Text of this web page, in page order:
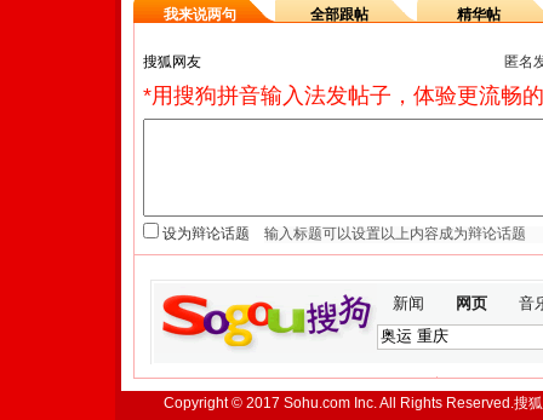
我来说两句 全部跟帖 精华帖
匿名
*用搜狗拼音输入法发帖子，体验更流畅
设为辩论话题
新闻 网页 音
Copyright © 2017 Sohu.com Inc. All Rights Reserved.搜